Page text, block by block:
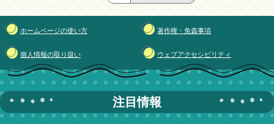
ホームページの使い方 著作権・免責事項
個人情報の取り扱い ウェブアクセシビリティ
注目情報